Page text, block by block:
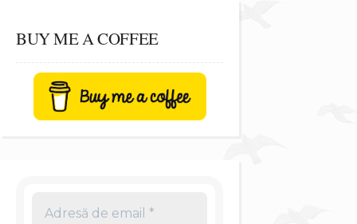
BUY ME A COFFEE